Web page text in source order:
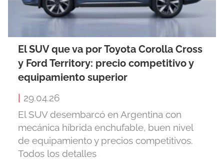
El SUV que va por Toyota Corolla Cross
y Ford Territory: precio competitivo y
equipamiento superior
29.04.26
El SUV desembarcó en Argentina con
mecánica híbrida enchufable, buen nivel
de equipamiento y precios competitivos.
Todos los detalles